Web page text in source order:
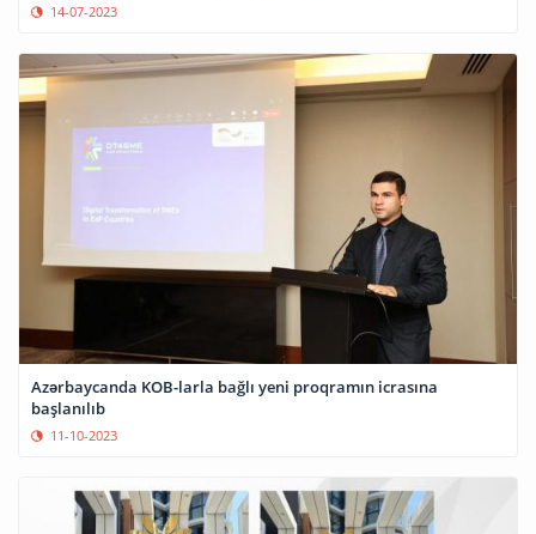
14-07-2023
Azərbaycanda KOB-larla bağlı yeni proqramın icrasına
başlanılıb
11-10-2023